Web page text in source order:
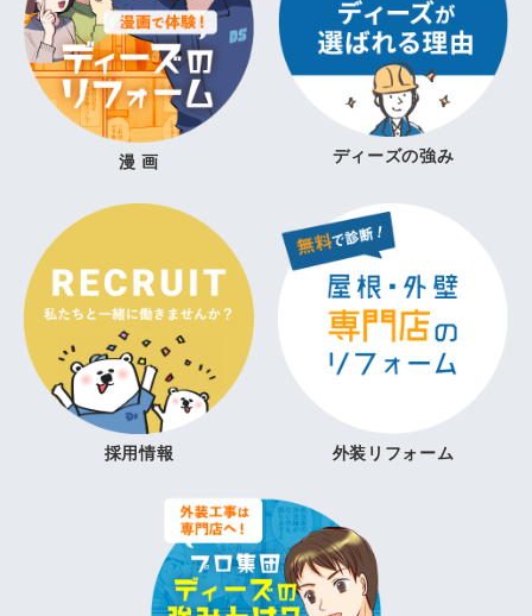
漫 画 ディーズの強み
採用情報 外装リフォーム